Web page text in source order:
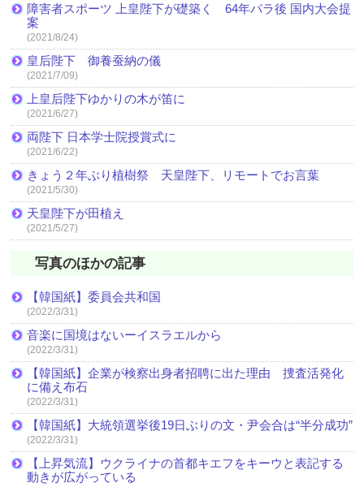
障害者スポーツ 上皇陛下が礎築く 64年パラ後 国内大会提
案
(2021/8/24)
皇后陛下 御養蚕納の儀
(2021/7/09)
上皇后陛下ゆかりの木が笛に
(2021/6/27)
両陛下 日本学士院授賞式に
(2021/6/22)
きょう２年ぶり植樹祭 天皇陛下、リモートでお言葉
(2021/5/30)
天皇陛下が田植え
(2021/5/27)
写真のほかの記事
【韓国紙】委員会共和国
(2022/3/31)
音楽に国境はないーイスラエルから
(2022/3/31)
【韓国紙】企業が検察出身者招聘に出た理由 捜査活発化
に備え布石
(2022/3/31)
【韓国紙】大統領選挙後19日ぶりの文・尹会合は“半分成功”
(2022/3/31)
【上昇気流】ウクライナの首都キエフをキーウと表記する
動きが広がっている